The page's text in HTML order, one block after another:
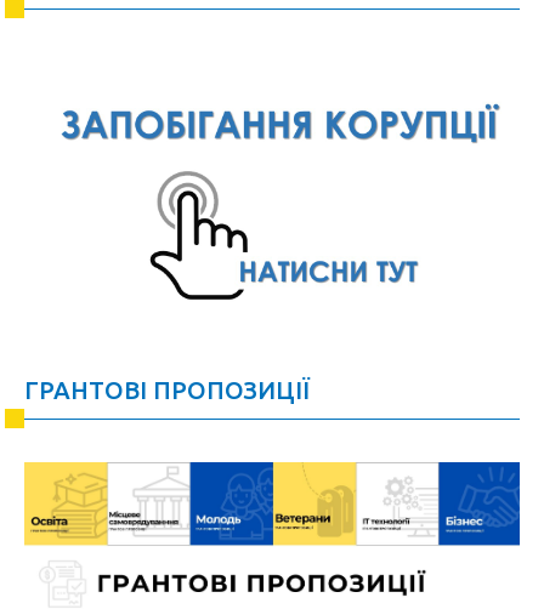
ГРАНТОВІ ПРОПОЗИЦІЇ